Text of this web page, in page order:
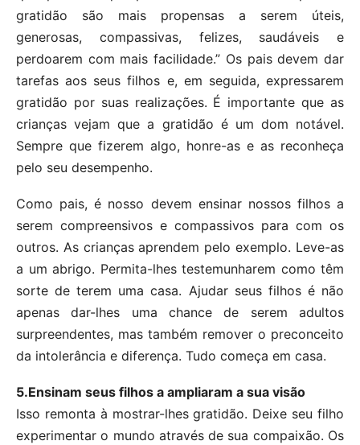
gratidão são mais propensas a serem úteis,
generosas, compassivas, felizes, saudáveis e
perdoarem com mais facilidade.” Os pais devem dar
tarefas aos seus filhos e, em seguida, expressarem
gratidão por suas realizações. É importante que as
crianças vejam que a gratidão é um dom notável.
Sempre que fizerem algo, honre-as e as reconheça
pelo seu desempenho.
Como pais, é nosso devem ensinar nossos filhos a
serem compreensivos e compassivos para com os
outros. As crianças aprendem pelo exemplo. Leve-as
a um abrigo. Permita-lhes testemunharem como têm
sorte de terem uma casa. Ajudar seus filhos é não
apenas dar-lhes uma chance de serem adultos
surpreendentes, mas também remover o preconceito
da intolerância e diferença. Tudo começa em casa.
5.Ensinam seus filhos a ampliaram a sua visão
Isso remonta à mostrar-lhes gratidão. Deixe seu filho
experimentar o mundo através de sua compaixão. Os